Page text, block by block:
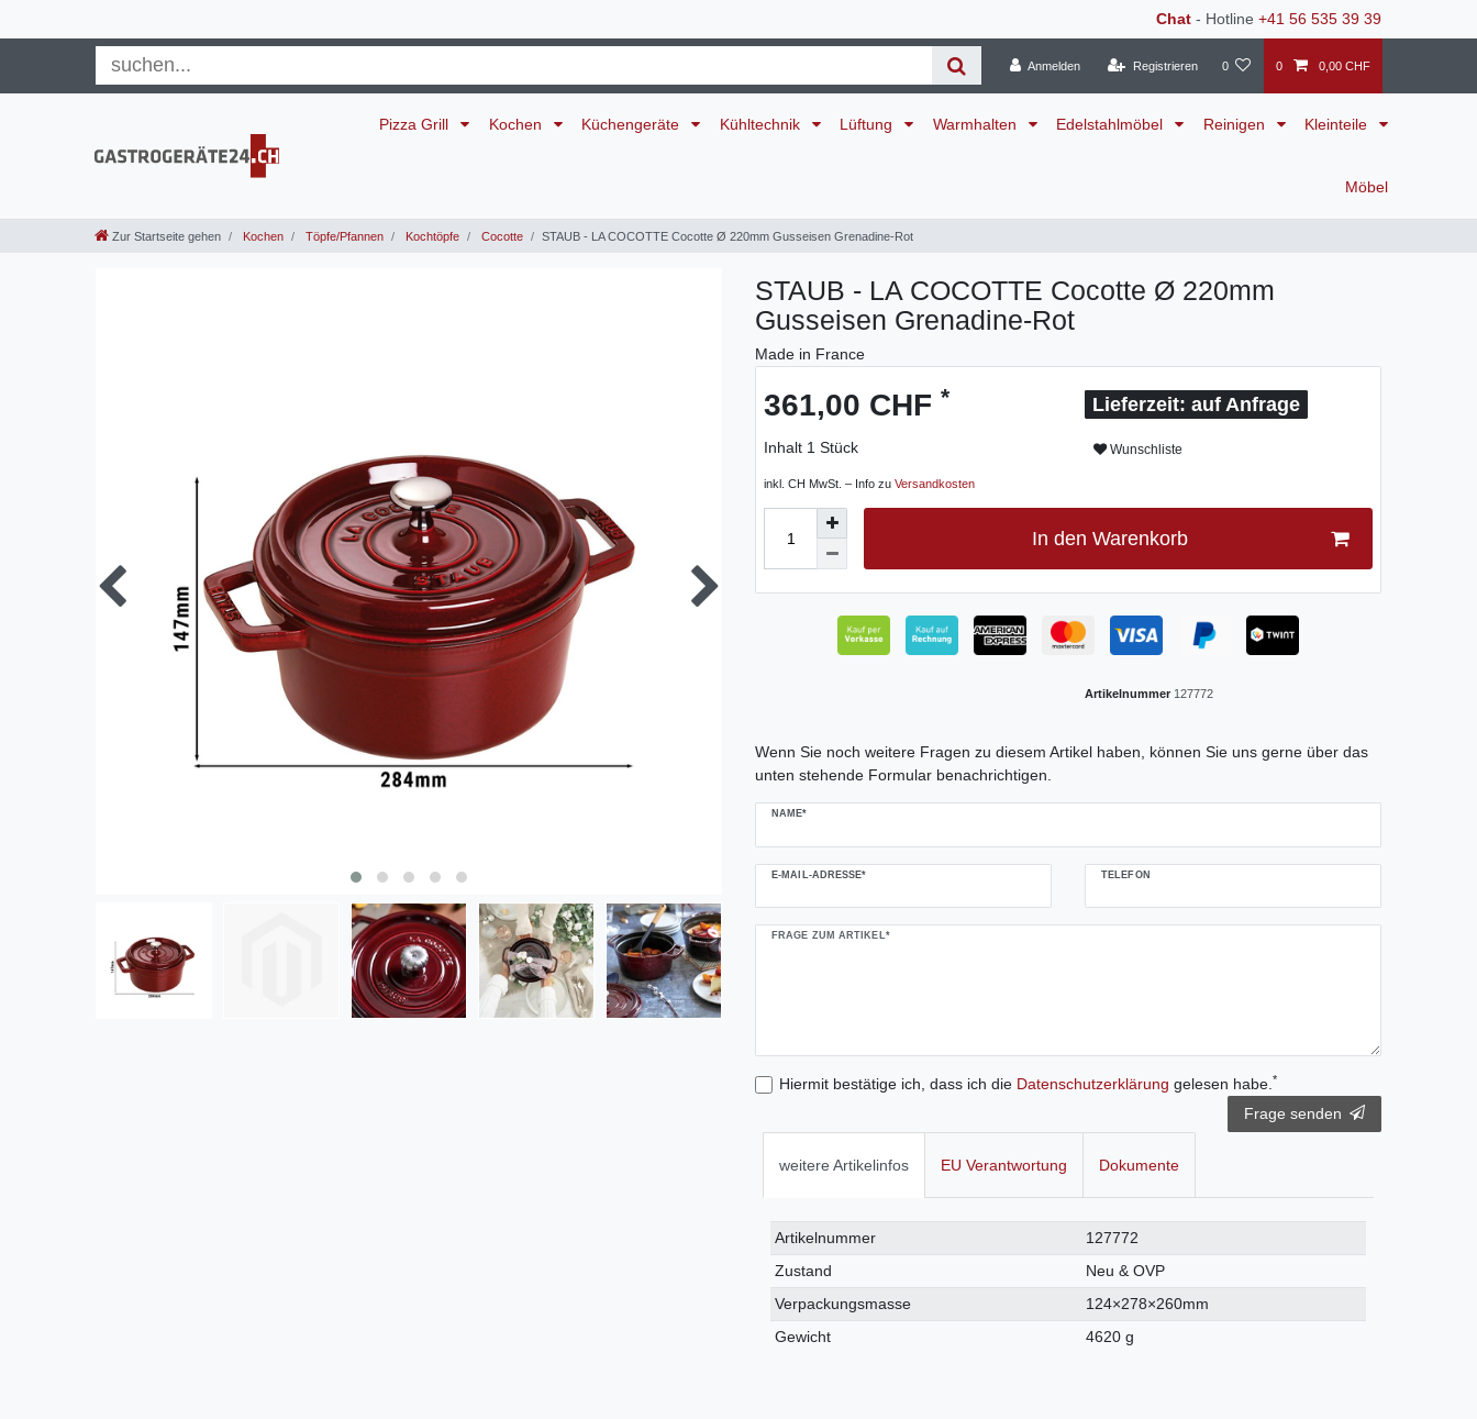
Chat - Hotline +41 56 535 39 39
Anmelden Registrieren 0 0 0,00 CHF
Pizza Grill Kochen Küchengeräte Kühltechnik Lüftung Warmhalten Edelstahlmöbel Reinigen Kleinteile
Möbel
Zur Startseite gehen Kochen Töpfe/Pfannen Kochtöpfe Cocotte STAUB - LA COCOTTE Cocotte Ø 220mm Gusseisen Grenadine-Rot
STAUB - LA COCOTTE Cocotte Ø 220mm
Gusseisen Grenadine-Rot
Made in France
361,00 CHF *
Inhalt 1 Stück
inkl. CH MwSt. – Info zu Versandkosten
auf Anfrage
Wunschliste
In den Warenkorb
Artikelnummer 127772
Wenn Sie noch weitere Fragen zu diesem Artikel haben, können Sie uns gerne über das
unten stehende Formular benachrichtigen.
NAME*
E-MAIL-ADRESSE* TELEFON
FRAGE ZUM ARTIKEL*
Hiermit bestätige ich, dass ich die Daten­schutz­erklärung gelesen habe.*
Frage senden
weitere Artikelinfos EU Verantwortung Dokumente
Technisches
Merkmal
Wert
Artikelnummer
127772
Zustand
Neu & OVP
Verpackungsmasse
124×278×260mm
Gewicht
4620 g